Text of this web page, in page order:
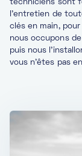
techniciens sont
l'entretien de
clés en main,
nous occupons
puis nous
vous n'êtes pas